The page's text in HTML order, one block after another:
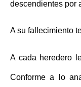
descendientes por
A su fallecimiento
A cada heredero
Conforme a lo